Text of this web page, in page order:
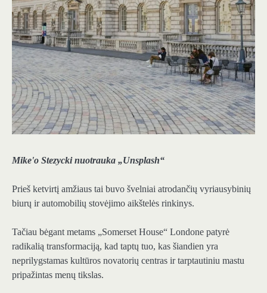
Mike'o Stezycki nuotrauka „Unsplash“
Prieš ketvirtį amžiaus tai buvo švelniai atrodančių vyriausybinių
biurų ir automobilių stovėjimo aikštelės rinkinys.
Tačiau bėgant metams „Somerset House“ Londone patyrė
radikalią transformaciją, kad taptų tuo, kas šiandien yra
neprilygstamas kultūros novatorių centras ir tarptautiniu mastu
pripažintas menų tikslas.